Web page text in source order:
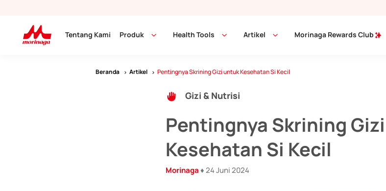
Tentang Kami Produk Health Tools Artikel Morinaga Rewards Club
Beranda Artikel Pentingnya Skrining Gizi untuk Kesehatan Si Kecil
Gizi & Nutrisi
Pentingnya Skrining
Kesehatan Si Kecil
Morinaga♦ 24 Juni 2024